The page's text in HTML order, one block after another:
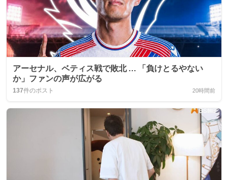
アーセナル、ベティス戦で敗北 … 「負けとるやない
か」ファンの声が広がる
137件のポスト 20時間前